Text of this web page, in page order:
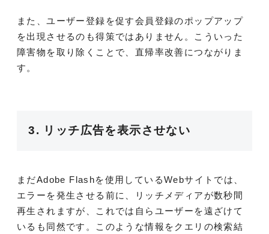
また、ユーザー登録を促す会員登録のポップアップ
を出現させるのも得策ではありません。こういった
障害物を取り除くことで、直帰率改善につながりま
す。
3. リッチ広告を表示させない
まだAdobe Flashを使用しているWebサイトでは、
エラーを発生させる前に、リッチメディアが数秒間
再生されますが、これでは自らユーザーを遠ざけて
いるも同然です。このような情報をクエリの検索結